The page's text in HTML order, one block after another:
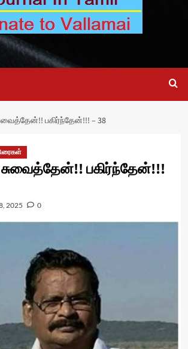
பகிர்ந்தேன்!!! – 38
பகிர்ந்தேன்!!!
2025 0